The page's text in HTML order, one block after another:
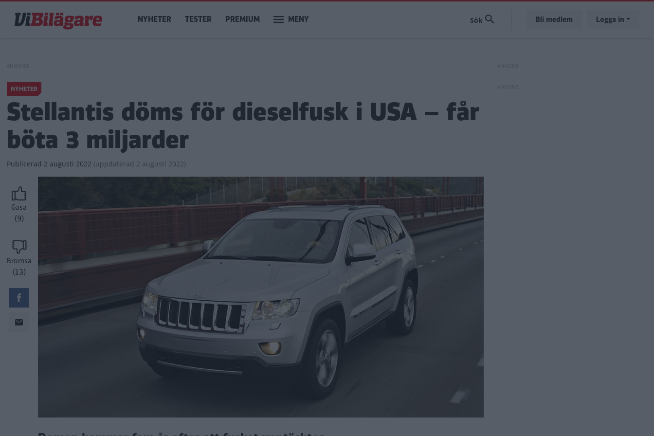
huvudinnehåll
Main
navigation
NYHETER TESTER PREMIUM MENY Bli medlem Logga in
NYHETER
Stellantis döms för dieselfusk i USA – får
böta 3 miljarder
Publicerad 2 augusti 2022 (uppdaterad 2 augusti 2022)
Gasa
(9)
Bromsa
(13)